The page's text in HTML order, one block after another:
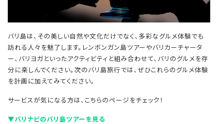
バリ島は、その美しい自然や文化だけでなく、多彩なグルメ体験でも
訪れる人々を魅了します。レンボンガン島ツアーやバリカーチャータ
ー、バリヨガといったアクティビティと組み合わせて、バリのグルメを存
分に楽しんでください。次のバリ島旅行では、ぜひこれらのグルメ体験
を計画に加えてみてください。
サービスが気になる方は、こちらのページをチェック！
▼バリナビのバリ島ツアーを見る